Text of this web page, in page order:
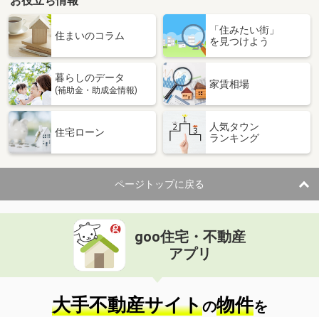
価 格
5.40万円
青森県八戸市大字長苗代字蟇河原
専有面積 58.33m²
間取り
青森県八戸市新井田西１丁目
住 所
青森県八戸市新井田西１丁目
専有面積 32.07m²
間取り
1K
青森県八戸市大字沢里字休場
価 格
住 所
青森県八戸市大字沢里字休場
専有面積 53.45m²
間取り
2LDK
住まいのコラム
「住みたい街」
を見つけよう
暮らしのデータ
(補助金・助成金情報)
家賃相場
住宅ローン
人気タウン
ランキング
ページトップに戻る
goo住宅・不動産
アプリ
大手不動産サイトの物件を